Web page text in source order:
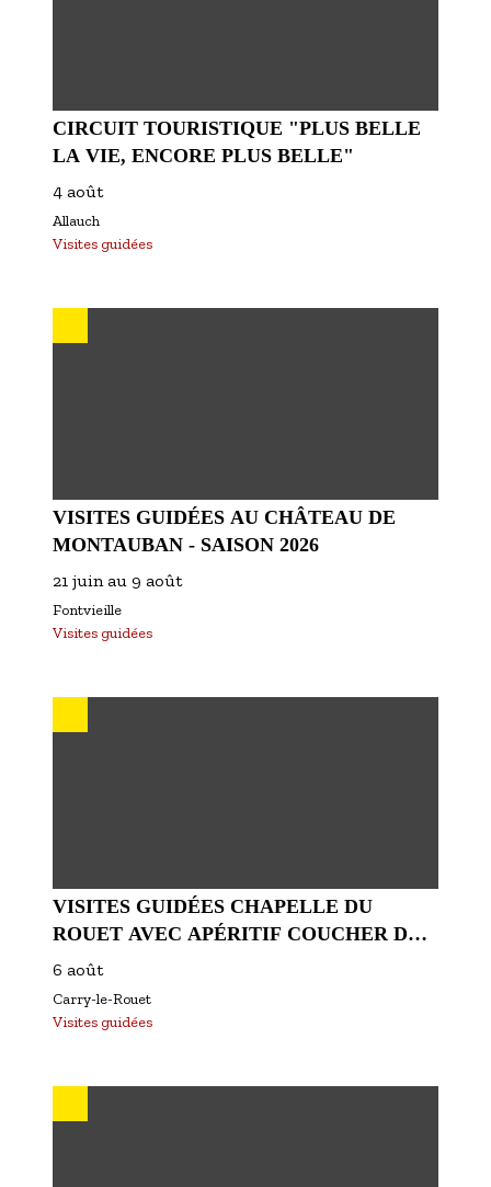
CIRCUIT TOURISTIQUE "PLUS BELLE
LA VIE, ENCORE PLUS BELLE"
4 août
Allauch
Visites guidées
VISITES GUIDÉES AU CHÂTEAU DE
MONTAUBAN - SAISON 2026
21 juin au 9 août
Fontvieille
Visites guidées
VISITES GUIDÉES CHAPELLE DU
ROUET AVEC APÉRITIF COUCHER DE
SOLEIL AOÛT 2026
6 août
Carry-le-Rouet
Visites guidées